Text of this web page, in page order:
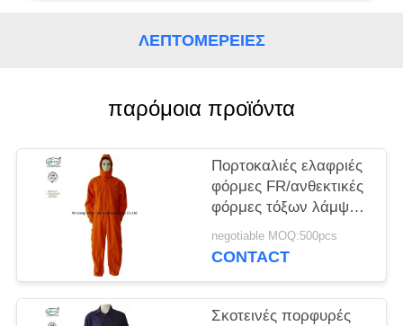
ΛΕΠΤΟΜΈΡΕΙΕΣ
παρόμοια προϊόντα
Πορτοκαλιές ελαφριές
φόρμες FR/ανθεκτικές
φόρμες τόξων λάμψης
με την κουκούλα NFPA
2112
negotiable MOQ:500pcs
CONTACT
Σκοτεινές πορφυρές